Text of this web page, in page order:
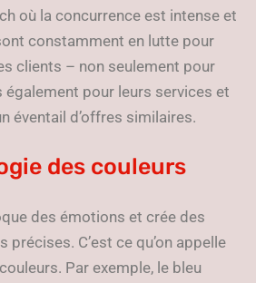
où la concurrence est intense et
constamment en lutte pour
clients – non seulement pour
également pour leurs services et
éventail d’offres similaires.
des couleurs
des émotions et crée des
précises. C’est ce qu’on appelle
Par exemple, le bleu